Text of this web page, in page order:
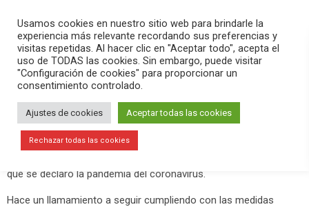
search menu pause PLAY
marzo 28, 2020
Segunda declaración institucional del
alcalde con motivo del coronavirus
Este sábado 28 de marzo, el alcalde de Elche,
que se declaró la pandemia del coronavirus.
Hace un llamamiento a seguir cumpliendo con las medidas
Usamos cookies en nuestro sitio web para brindarle la
experiencia más relevante recordando sus preferencias y
visitas repetidas. Al hacer clic en "Aceptar todo", acepta el
uso de TODAS las cookies. Sin embargo, puede visitar
"Configuración de cookies" para proporcionar un
consentimiento controlado.
Ajustes de cookies Aceptar todas las cookies
Rechazar todas las cookies